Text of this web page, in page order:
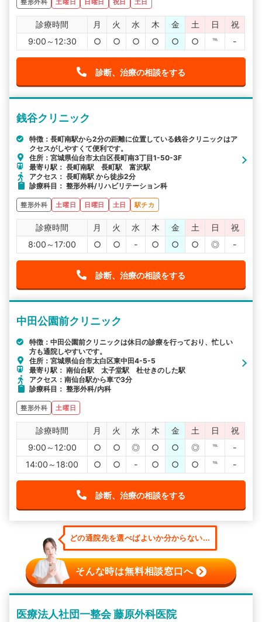
整形外科 土曜日 日曜日 祝日 土日
診療時間 月 火 水 木 金 土 日
祝
9:00～12:30
○ ○ ○ ○ ○ ○ ℡ -
診断、治療の相談をする
銭谷クリニック
特徴：長町南駅から2分の距離に位置している銭谷クリニックはア
クセスがしやすくて便利です。
住所：宮城県仙台市太白区長町南3丁目1-50-3F
最寄り駅： 長町南駅 長町駅 富沢駅
アクセス： 長町南駅 から徒歩2分
診療科目： 整形外科/リハビリテーション科
整形外科 土曜日 日曜日 土日 駅チカ
診療時間 月 火 水 木 金 土 日
祝
8:00～17:00
○ ○ - ○ ○ ○ ◎ -
診断、治療の相談をする
中田公園前クリニック
特徴：中田公園前クリニックは休日の診療を行っており、忙しい
方も通院しやすいです。
住所：宮城県仙台市太白区東中田4-5-5
最寄り駅： 南仙台駅 太子堂駅 杜せきのした駅
アクセス：南仙台駅から車で3分
診療科目： 整形外科/内科
整形外科 土曜日
診療時間 月 火 水 木 金 土 日
祝
9:00～12:00
○ ○ ◎ ○ ○ ◎ ℡
-
14:00～18:00
○ ○ - ○ ○ ○ ℡ -
診断、治療の相談をする
どの通院先を選べばよいか分からない...
そんな時は無料相談窓口へ
医療法人社団一整会 藤原外科医院